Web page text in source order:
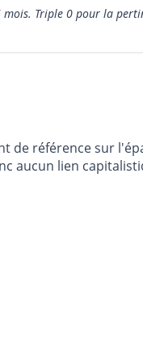
Triple 0 pour la
de référence sur
aucun lien